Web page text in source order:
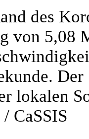
des
von 5,08
lokalen
CaSSIS